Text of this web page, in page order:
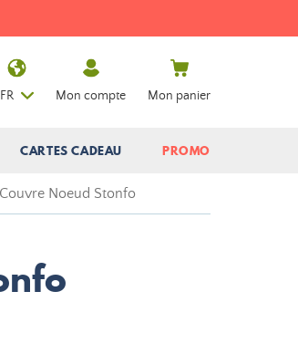
CARTES CADEAU PROMO
FR Mon compte Mon panier
Couvre Noeud Stonfo